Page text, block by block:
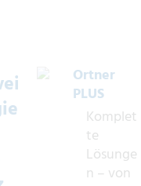
Ortner
PLUS
Komplet
te
Lösunge
n – von